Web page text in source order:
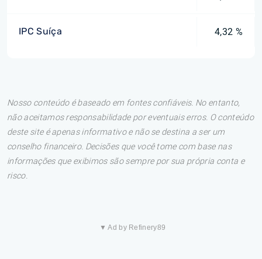
IPC Suíça 4,32 %
Nosso conteúdo é baseado em fontes confiáveis. No entanto,
não aceitamos responsabilidade por eventuais erros. O conteúdo
deste site é apenas informativo e não se destina a ser um
conselho financeiro. Decisões que você tome com base nas
informações que exibimos são sempre por sua própria conta e
risco.
▼ Ad by Refinery89